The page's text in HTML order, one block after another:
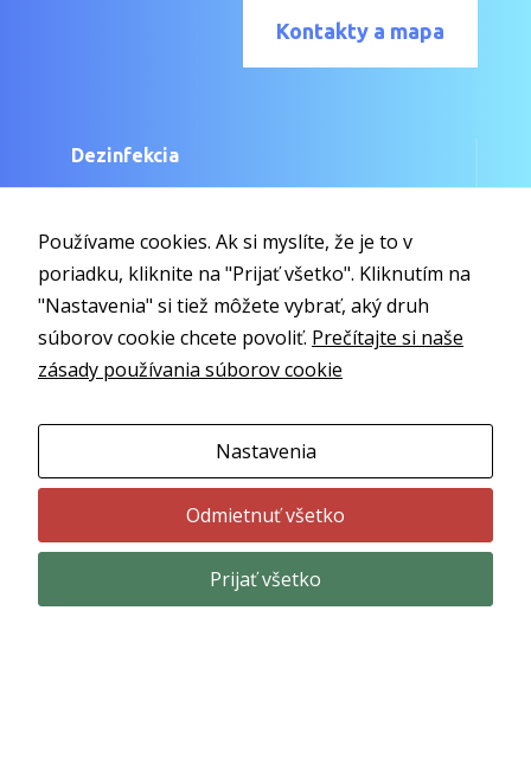
Kontakty a mapa
Dezinfekcia
nežiaducich mikroorganizmov.
Dezinsekcia
Ničenie a regulácia epidemiologicky
závadného a obťažujúceho hmyzu.
Regulácia hospodársky a hygienicky
závadných hlodavcov.
Používame cookies. Ak si myslíte, že je to v
poriadku, kliknite na "Prijať všetko". Kliknutím na
"Nastavenia" si tiež môžete vybrať, aký druh
súborov cookie chcete povoliť. Prečítajte si naše
zásady používania súborov cookie
Nastavenia
Odmietnuť všetko
Prijať všetko